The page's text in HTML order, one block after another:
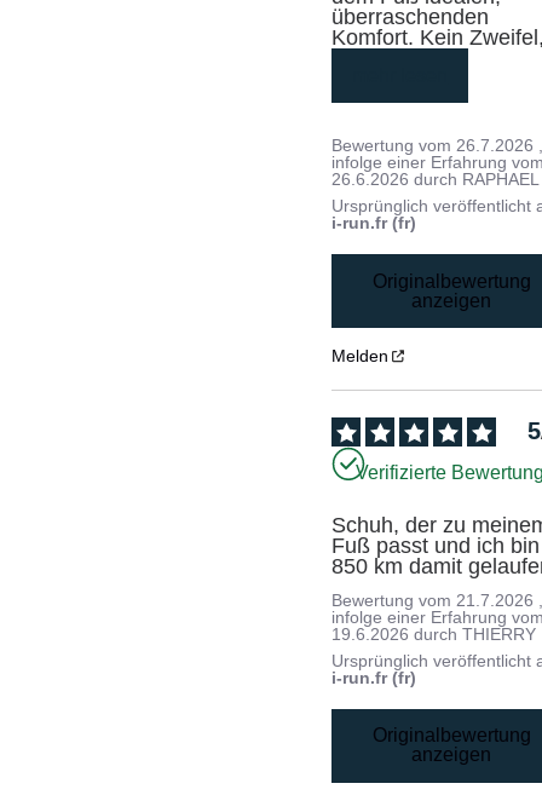
überraschenden
Komfort. Kein
Bewertung vom 26.7.2026
infolge einer Erfahrung
26.6.2026 durch RAPHAEL
Ursprünglich veröffentlicht
i-run.fr (fr)
Originalbewertung
anzeigen
Melden
5
Verifizierte
Schuh, der zu
Fuß passt und ich bin
850 km damit
Bewertung vom 21.7.2026
infolge einer Erfahrung
19.6.2026 durchTHIERRY
Ursprünglich veröffentlicht
i-run.fr (fr)
Originalbewertung
anzeigen